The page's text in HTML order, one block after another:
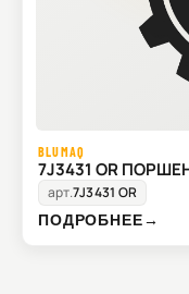
BLUMAQ
7J3431 OR
арт.7J3431 OR
ПОДРОБНЕЕ→